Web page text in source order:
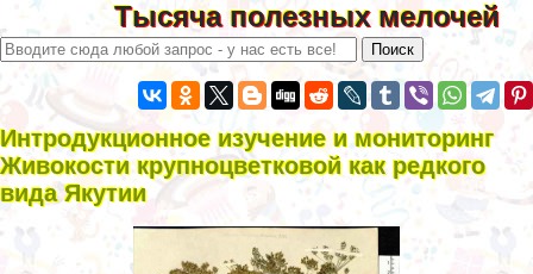
Тысяча полезных мелочей
Интродукционное изучение и мониторинг
Живокости крупноцветковой как редкого
вида Якутии